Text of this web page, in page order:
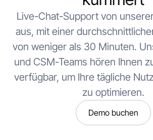
Live-Chat-Support von
aus, mit einer
von weniger als 30 Minuten.
und CSM-Teams hören Ihnen
verfügbar, um Ihre tägliche
zu optimieren.
Demo buchen